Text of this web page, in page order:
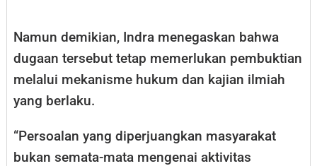
Namun demikian, Indra menegaskan bahwa
dugaan tersebut tetap memerlukan pembuktian
melalui mekanisme hukum dan kajian ilmiah
yang berlaku.
“Persoalan yang diperjuangkan masyarakat
bukan semata-mata mengenai aktivitas